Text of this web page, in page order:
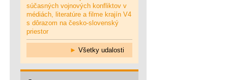
súčasných vojnových konfliktov v
médiách, literatúre a filme krajín V4
s dôrazom na česko-slovenský
priestor
► Všetky udalosti